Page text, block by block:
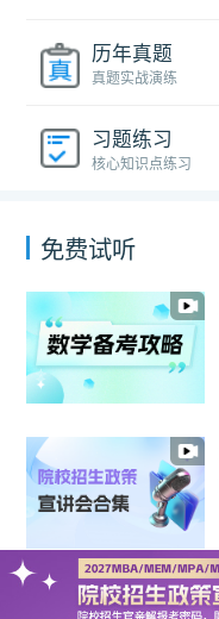
历年真题
真题实战演练
习题练习
核心知识点练习
免费试听